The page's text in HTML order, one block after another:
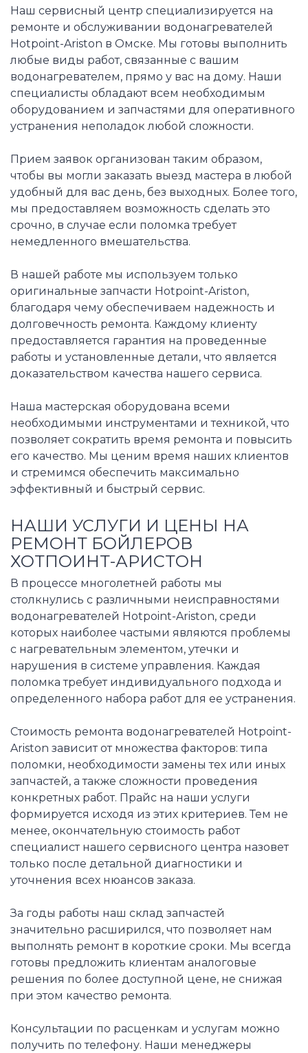
Наш сервисный центр специализируется на
ремонте и обслуживании водонагревателей
Hotpoint-Ariston в Омске. Мы готовы выполнить
любые виды работ, связанные с вашим
водонагревателем, прямо у вас на дому. Наши
специалисты обладают всем необходимым
оборудованием и запчастями для оперативного
устранения неполадок любой сложности.
Прием заявок организован таким образом,
чтобы вы могли заказать выезд мастера в любой
удобный для вас день, без выходных. Более того,
мы предоставляем возможность сделать это
срочно, в случае если поломка требует
немедленного вмешательства.
В нашей работе мы используем только
оригинальные запчасти Hotpoint-Ariston,
благодаря чему обеспечиваем надежность и
долговечность ремонта. Каждому клиенту
предоставляется гарантия на проведенные
работы и установленные детали, что является
доказательством качества нашего сервиса.
Наша мастерская оборудована всеми
необходимыми инструментами и техникой, что
позволяет сократить время ремонта и повысить
его качество. Мы ценим время наших клиентов
и стремимся обеспечить максимально
эффективный и быстрый сервис.
НАШИ УСЛУГИ И ЦЕНЫ НА
РЕМОНТ БОЙЛЕРОВ
ХОТПОИНТ-АРИСТОН
В процессе многолетней работы мы
столкнулись с различными неисправностями
водонагревателей Hotpoint-Ariston, среди
которых наиболее частыми являются проблемы
с нагревательным элементом, утечки и
нарушения в системе управления. Каждая
поломка требует индивидуального подхода и
определенного набора работ для ее устранения.
Стоимость ремонта водонагревателей Hotpoint-
Ariston зависит от множества факторов: типа
поломки, необходимости замены тех или иных
запчастей, а также сложности проведения
конкретных работ. Прайс на наши услуги
формируется исходя из этих критериев. Тем не
менее, окончательную стоимость работ
специалист нашего сервисного центра назовет
только после детальной диагностики и
уточнения всех нюансов заказа.
За годы работы наш склад запчастей
значительно расширился, что позволяет нам
выполнять ремонт в короткие сроки. Мы всегда
готовы предложить клиентам аналоговые
решения по более доступной цене, не снижая
при этом качество ремонта.
Консультации по расценкам и услугам можно
получить по телефону. Наши менеджеры